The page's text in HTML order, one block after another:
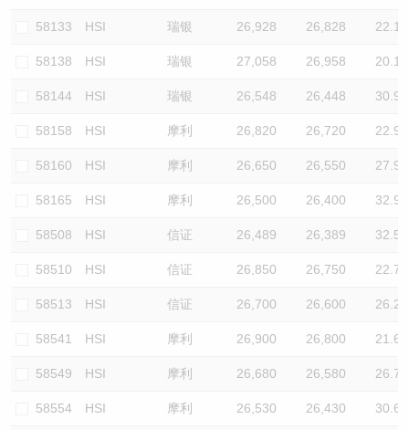
58133 HSI 瑞银 26,928 26,828 22.1
58138 HSI 瑞银 27,058 26,958 20.1
58144 HSI 瑞银 26,548 26,448 30.9
58158 HSI 摩利 26,820 26,720 22.9
58160 HSI 摩利 26,650 26,550 27.9
58165 HSI 摩利 26,500 26,400 32.9
58508 HSI 信证 26,489 26,389 32.5
58510 HSI 信证 26,850 26,750 22.7
58513 HSI 信证 26,700 26,600 26.2
58541 HSI 摩利 26,900 26,800 21.6
58549 HSI 摩利 26,680 26,580 26.7
58554 HSI 摩利 26,530 26,430 30.6